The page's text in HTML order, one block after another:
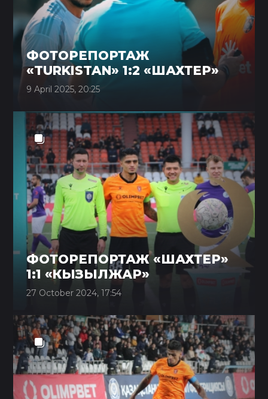
ФОТОРЕПОРТАЖ
«TURKISTAN» 1:2 «ШАХТЕР»
9 April 2025, 20:25
ФОТОРЕПОРТАЖ «ШАХТЕР»
1:1 «КЫЗЫЛЖАР»
27 October 2024, 17:54